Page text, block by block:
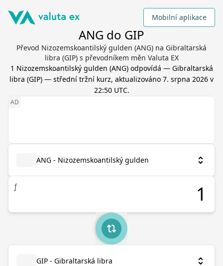
Mobilní aplikace
ANG do GIP
Převod Nizozemskoantilský gulden (ANG) na Gibraltarská
libra (GIP) s převodníkem měn Valuta EX
1 Nizozemskoantilský gulden (ANG) odpovídá — Gibraltarská
libra (GIP) — střední tržní kurz, aktualizováno 7. srpna 2026 v
22:50 UTC.
ANG - Nizozemskoantilský gulden
ƒ
GIP - Gibraltarská libra